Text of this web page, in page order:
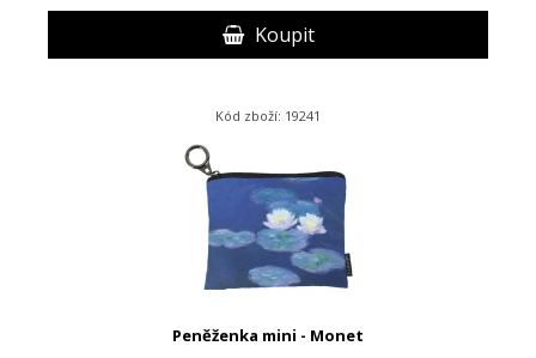
Koupit
Kód zboží: 19241
Peněženka mini - Monet